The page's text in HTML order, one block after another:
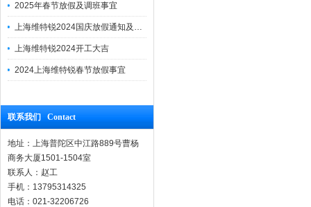
2025年春节放假及调班事宜
上海维特锐2024国庆放假通知及调休安排
上海维特锐2024开工大吉
2024上海维特锐春节放假事宜
联系我们 Contact
地址：上海普陀区中江路889号曹杨
商务大厦1501-1504室
联系人：赵工
手机：13795314325
电话：021-32206726